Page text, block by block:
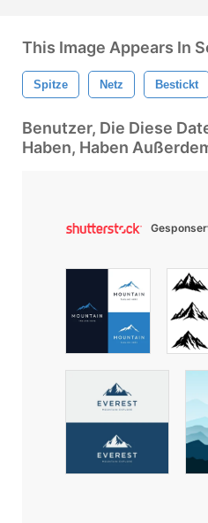
This Image Appears In
Spitze Netz Bestickt
Benutzer, Die Diese
Haben, Haben